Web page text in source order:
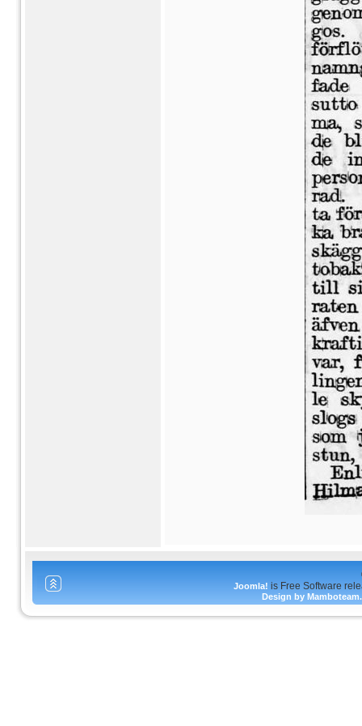
Joomla! is Free Software
Design by